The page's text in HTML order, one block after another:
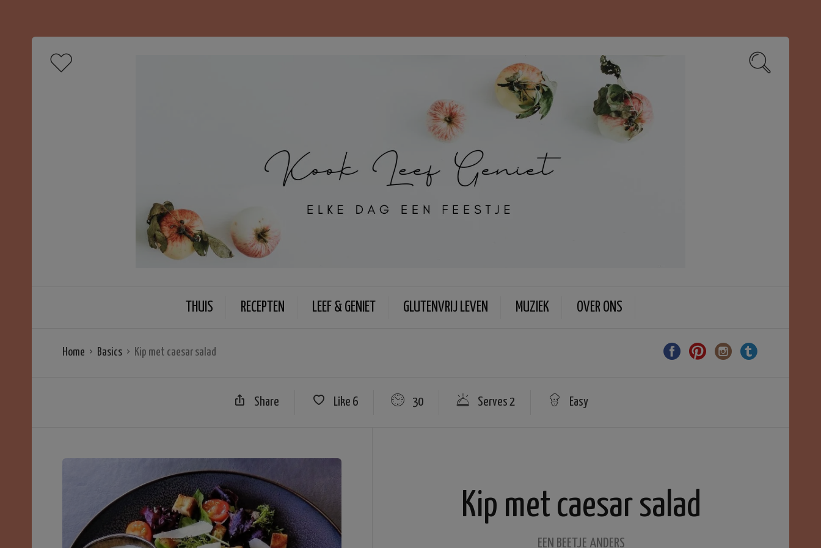
THUIS RECEPTEN LEEF & GENIET GLUTENVRIJ LEVEN MUZIEK OVER ONS
Home Basics Kip met caesar salad
Share Like 6 30 Serves 2 Easy
Kip met caesar salad
EEN BEETJE ANDERS